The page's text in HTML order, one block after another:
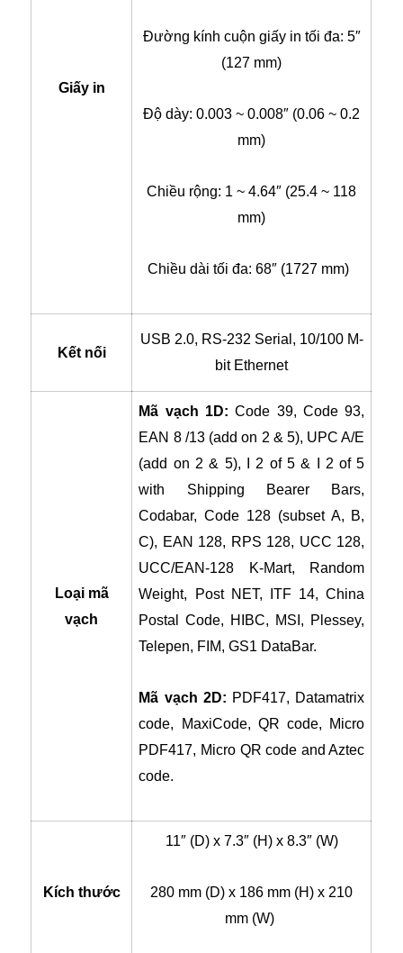
Giấy in
Đường kính cuộn giấy in tối đa: 5″
(127 mm)
Độ dày: 0.003 ~ 0.008″ (0.06 ~ 0.2
mm)
Chiều rộng: 1 ~ 4.64″ (25.4 ~ 118
mm)
Chiều dài tối đa: 68″ (1727 mm)
Kết nối
USB 2.0, RS-232 Serial, 10/100 M-
bit Ethernet
Loại mã
vạch
Mã vạch 1D: Code 39, Code 93,
EAN 8 /13 (add on 2 & 5), UPC A/E
(add on 2 & 5), I 2 of 5 & I 2 of 5
with Shipping Bearer Bars,
Codabar, Code 128 (subset A, B,
C), EAN 128, RPS 128, UCC 128,
UCC/EAN-128 K-Mart, Random
Weight, Post NET, ITF 14, China
Postal Code, HIBC, MSI, Plessey,
Telepen, FIM, GS1 DataBar.
Mã vạch 2D: PDF417, Datamatrix
code, MaxiCode, QR code, Micro
PDF417, Micro QR code and Aztec
code.
Kích thước
11″ (D) x 7.3″ (H) x 8.3″ (W)
280 mm (D) x 186 mm (H) x 210
mm (W)